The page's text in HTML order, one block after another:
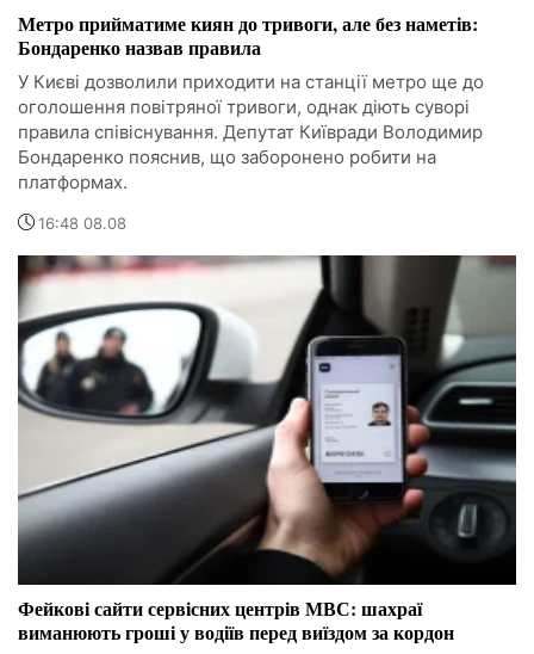
Метро прийматиме киян до тривоги, але без наметів:
Бондаренко назвав правила
У Києві дозволили приходити на станції метро ще до
оголошення повітряної тривоги, однак діють суворі
правила співіснування. Депутат Київради Володимир
Бондаренко пояснив, що заборонено робити на
платформах.
16:48 08.08
Фейкові сайти сервісних центрів МВС: шахраї
виманюють гроші у водіїв перед виїздом за кордон